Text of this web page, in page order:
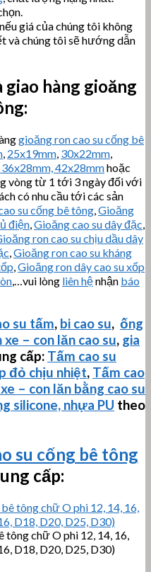
giá của chúng tôi không
và chúng tôi sẽ hướng dẫn
giao hàng gioăng
:
gioăng ron cao su cống bê
, 25x19mm, 30x22mm,
42x28mmhoặc
vòng từ 1 tới 3 ngày đối với
có nhu cầu tới các sản
su cống bê tông,Gioăng
điện,Gioăng cao su dây đặc,
ron cao su chịu dầu dây
,Gioăng ron cao su kháng
,Gioăng ron dây cao su xốp
,…vui lòng liên hệnhận báo
su tấm, bi cao su, ống
– con lăn cao su, gia
cấp: Tấm cao su
đỏ chịu nhiệt, Tấm cao
– con lăn bằng cao su
silicone, nhựa PU theo
su cống bê tông
cấp:
tông chữ O phi 12, 14, 16,
D18, D20, D25, D30)